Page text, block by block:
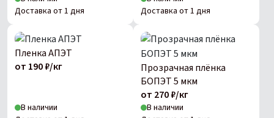
Доставка от 1 дня
Доставка от 1 дня
Пленка АПЭТ
от 190 ₽/кг
В наличии
Прозрачная плёнка
БОПЭТ 5 мкм
от 270 ₽/кг
В наличии